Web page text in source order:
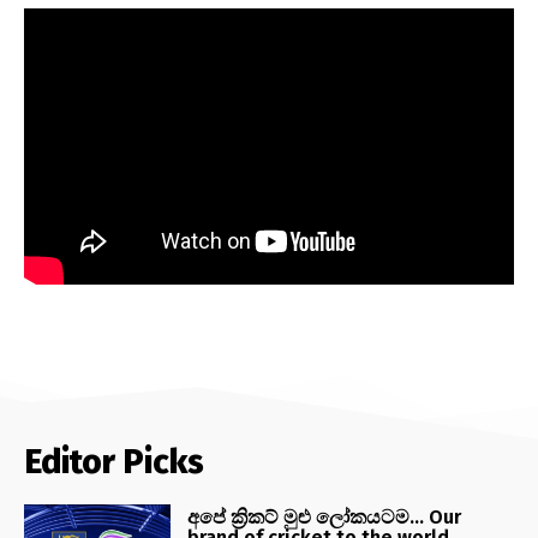
Editor Picks
අපේ ක්‍රිකට් මුළු ලෝකයටම… Our